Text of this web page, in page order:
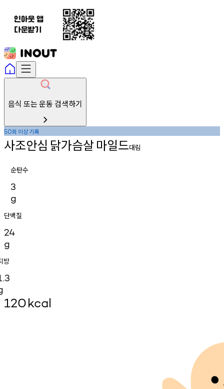
음식 또는 운동 검색하기
50회 이상기록
사조안심 닭가슴살 마일드대림
순탄수
3
g
단백질
24
g
방
120kcal